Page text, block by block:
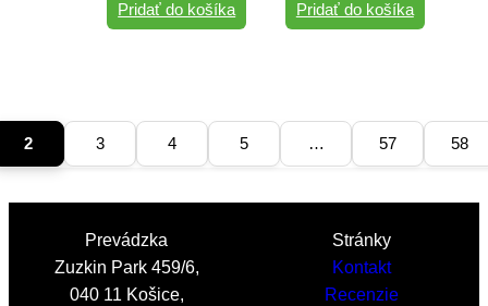
Pridať do košíka
Pridať do košíka
2 3 4 5 … 57 58
Prevádzka
Zuzkin Park 459/6,
040 11 Košice,
Stránky
Kontakt
Recenzie